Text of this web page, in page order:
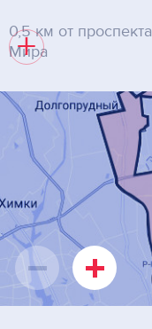
0,5 км от проспекта
Мира
+